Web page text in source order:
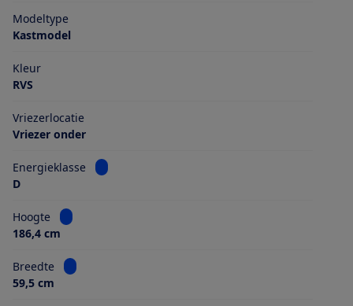
Modeltype
Kastmodel
Kleur
RVS
Vriezerlocatie
Vriezer onder
Energieklasse
Bekijk informatie voor Energieklasse
D
Hoogte
Bekijk informatie voor Hoogte
186,4 cm
Breedte
Bekijk informatie voor Breedte
59,5 cm